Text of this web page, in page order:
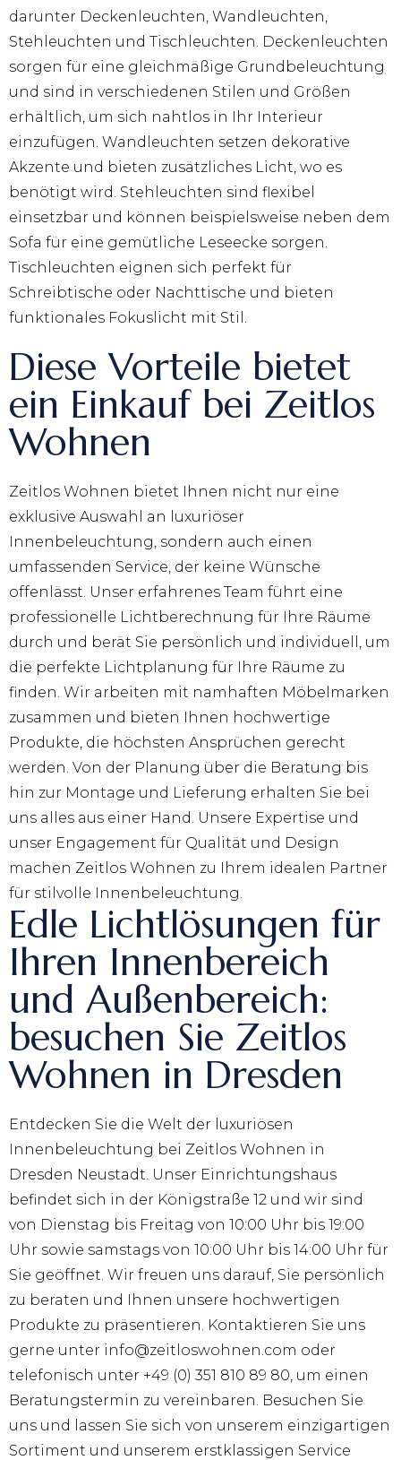
darunter Deckenleuchten, Wandleuchten,
Stehleuchten und Tischleuchten. Deckenleuchten
sorgen für eine gleichmäßige Grundbeleuchtung
und sind in verschiedenen Stilen und Größen
erhältlich, um sich nahtlos in Ihr Interieur
einzufügen. Wandleuchten setzen dekorative
Akzente und bieten zusätzliches Licht, wo es
benötigt wird. Stehleuchten sind flexibel
einsetzbar und können beispielsweise neben dem
Sofa für eine gemütliche Leseecke sorgen.
Tischleuchten eignen sich perfekt für
Schreibtische oder Nachttische und bieten
funktionales Fokuslicht mit Stil.
Diese Vorteile bietet
ein Einkauf bei Zeitlos
Wohnen
Zeitlos Wohnen bietet Ihnen nicht nur eine
exklusive Auswahl an luxuriöser
Innenbeleuchtung, sondern auch einen
umfassenden Service, der keine Wünsche
offenlässt. Unser erfahrenes Team führt eine
professionelle Lichtberechnung für Ihre Räume
durch und berät Sie persönlich und individuell, um
die perfekte Lichtplanung für Ihre Räume zu
finden. Wir arbeiten mit namhaften Möbelmarken
zusammen und bieten Ihnen hochwertige
Produkte, die höchsten Ansprüchen gerecht
werden. Von der Planung über die Beratung bis
hin zur Montage und Lieferung erhalten Sie bei
uns alles aus einer Hand. Unsere Expertise und
unser Engagement für Qualität und Design
machen Zeitlos Wohnen zu Ihrem idealen Partner
für stilvolle Innenbeleuchtung.
Edle Lichtlösungen für
Ihren Innenbereich
und Außenbereich:
besuchen Sie Zeitlos
Wohnen in Dresden
Entdecken Sie die Welt der luxuriösen
Innenbeleuchtung bei Zeitlos Wohnen in
Dresden Neustadt. Unser Einrichtungshaus
befindet sich in der Königstraße 12 und wir sind
von Dienstag bis Freitag von 10:00 Uhr bis 19:00
Uhr sowie samstags von 10:00 Uhr bis 14:00 Uhr für
Sie geöffnet. Wir freuen uns darauf, Sie persönlich
zu beraten und Ihnen unsere hochwertigen
Produkte zu präsentieren. Kontaktieren Sie uns
gerne unter info@zeitloswohnen.com oder
telefonisch unter +49 (0) 351 810 89 80, um einen
Beratungstermin zu vereinbaren. Besuchen Sie
uns und lassen Sie sich von unserem einzigartigen
Sortiment und unserem erstklassigen Service